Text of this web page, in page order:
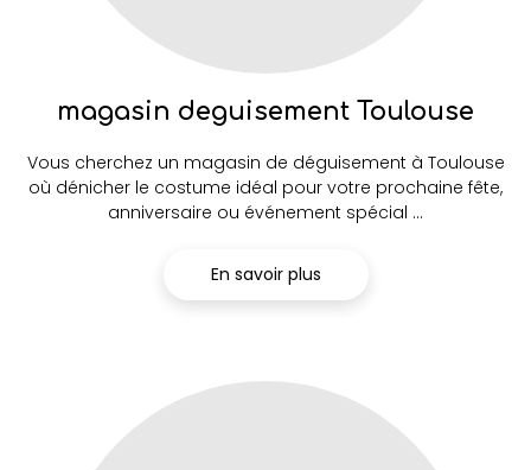
magasin deguisement Toulouse
Vous cherchez un magasin de déguisement à Toulouse
où dénicher le costume idéal pour votre prochaine fête,
anniversaire ou événement spécial ...
En savoir plus